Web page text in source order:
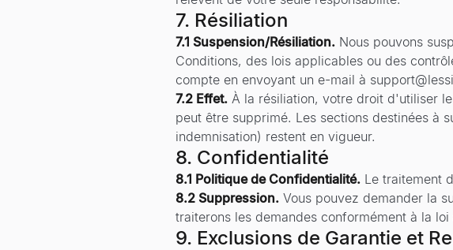
7. Résiliation
7.1 Suspension/Résiliation. Nous pouvons
Conditions, des lois applicables ou des
compte en envoyant un e-mail à
7.2 Effet. À la résiliation, votre droit d'utiliser
peut être supprimé. Les sections destinées à
indemnisation) restent en vigueur.
8. Confidentialité
8.1 Politique de Confidentialité. Le traitement
8.2 Suppression. Vous pouvez demander la
traiterons les demandes conformément à la
9. Exclusions de Garantie et